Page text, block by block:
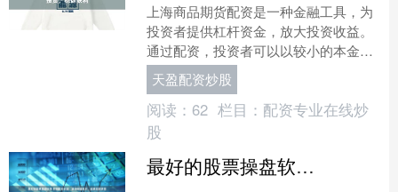
上海商品期货配资是一种金融工具，为
投资者提供杠杆资金，放大投资收益。
通过配资，投资者可以以较小的本金撬
动更大的资金，提高投资效率。 选择受
监管的平台，拥有合法经....
天盈配资炒股
阅读： 62 栏目： 配资专业在线炒
股
最好的股票操盘软件 炒股配资资金：撬动财富杠杆，成就投资梦想